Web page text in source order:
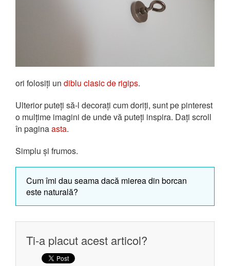
ori folosiți un diblu clasic de rigips.
Ulterior puteți să-l decorați cum doriți, sunt pe pinterest
o mulțime imagini de unde vă puteți inspira. Dați scroll
în paginaasta.
Simplu și frumos.
Cum îmi dau seama dacă mierea din borcan
este naturală?
Ti-a placut acest articol?